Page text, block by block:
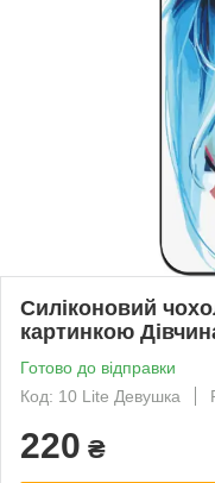
Силіконовий
картинкою
Готово до відправки
Код: 10 Lite Девушка
220 ₴